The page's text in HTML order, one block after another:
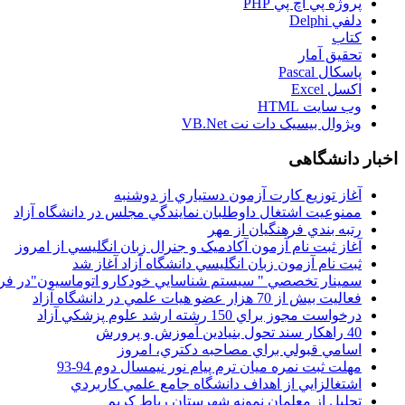
پروژه پي اچ پي PHP
دلفي Delphi
کتاب
تحقيق آمار
پاسکال Pascal
اکسل Excel
وب سايت HTML
ويژوال بيسيک دات نت VB.Net
اخبار دانشگاهی
آغاز توزيع کارت آزمون دستياري از دوشنبه
ممنوعيت اشتغال داوطلبان نمايندگي مجلس در دانشگاه آزاد
رتبه بندي فرهنگيان از مهر
آغاز ثبت نام آزمون آکادميک و جنرال زبان انگليسي از امروز
ثبت نام آزمون زبان انگليسي دانشگاه آزاد آغاز شد
سمينار تخصصي " سيستم شناسايي خودکارو اتوماسيون"در
فعاليت بيش از 70 هزار عضو هيات علمي در دانشگاه آزاد
درخواست مجوز براي 150 رشته ارشد علوم پزشکي آزاد
40 راهکار سند تحول بنيادين آموزش و پرورش
اسامي قبولي براي مصاحبه دکتري، امروز
مهلت ثبت نمره میان ترم پیام نور نیمسال دوم 94-93
اشتغالزايي از اهداف دانشگاه جامع علمي کاربردي
تجليل از معلمان نمونه شهرستان رباط کريم